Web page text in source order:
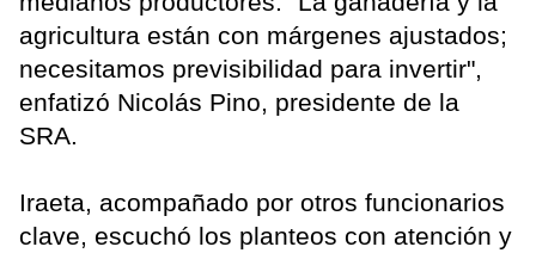
agricultura están con márgenes ajustados;
necesitamos previsibilidad para invertir",
enfatizó Nicolás Pino, presidente de la
SRA.
Iraeta, acompañado por otros funcionarios
clave, escuchó los planteos con atención y